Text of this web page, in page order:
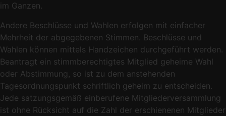
im Ganzen.
Andere Beschlüsse und Wahlen erfolgen mit einfacher
Mehrheit der abgegebenen Stimmen. Beschlüsse und
Wahlen können mittels Handzeichen durchgeführt werden.
Beantragt ein stimmberechtigtes Mitglied geheime Wahl
oder Abstimmung, so ist zu dem anstehenden
Tagesordnungspunkt schriftlich geheim zu entscheiden.
Jede satzungsgemäß einberufene Mitgliederversammlung
ist ohne Rücksicht auf die Zahl der erschienenen Mitglieder